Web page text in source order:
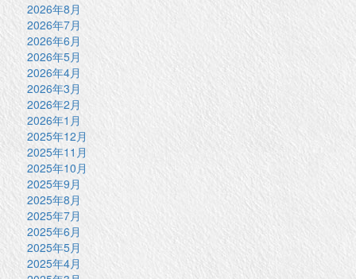
2026年8月
2026年7月
2026年6月
2026年5月
2026年4月
2026年3月
2026年2月
2026年1月
2025年12月
2025年11月
2025年10月
2025年9月
2025年8月
2025年7月
2025年6月
2025年5月
2025年4月